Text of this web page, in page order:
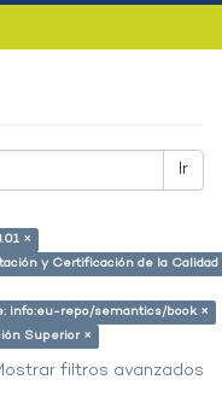
Ir
×
y Certificación de la
info:eu-repo/semantics/book ×
Superior ×
filtros avanzados